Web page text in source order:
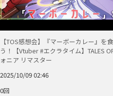
【TOS感想会】『マーボーカレー』を
う！【Vtuber #エクラタイム】TALES
ォニア リマスター
2025/10/09 02:46
0回